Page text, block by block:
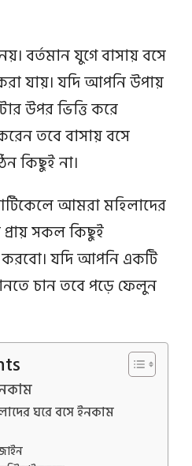
বর্তমান যুগে বাসায় বসে
যায়। যদি আপনি উপায়
উপর ভিত্তি করে
তবে বাসায় বসে
কিছুই না।
আমরা মহিলাদের
সকল কিছুই
যদি আপনি একটি
চান তবে পড়ে ফেলুন
ঘরে বসে ইনকাম